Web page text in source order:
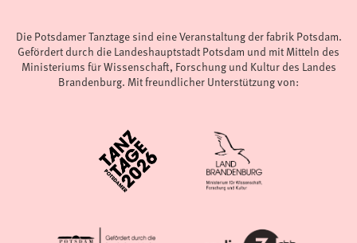
Die Potsdamer Tanztage sind eine Veranstaltung der fabrik Potsdam.
Gefördert durch die Landeshauptstadt Potsdam und mit Mitteln des
Ministeriums für Wissenschaft, Forschung und Kultur des Landes
Brandenburg. Mit freundlicher Unterstützung von: